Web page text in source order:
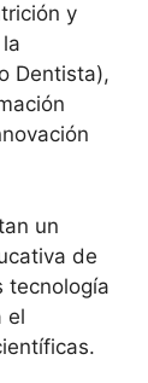
y
Dentista),
un
de
tecnología
el